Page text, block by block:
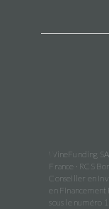
WineFunding
France · RCS
Conseiller en
en
sous le numéro